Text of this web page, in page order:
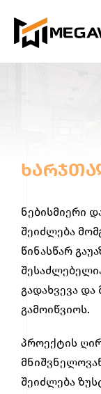
ნებისმიერი
შეიძლება
წინასწარ
გადახვევა და
გამოიწვიოს.
პროექტის
შეიძლება